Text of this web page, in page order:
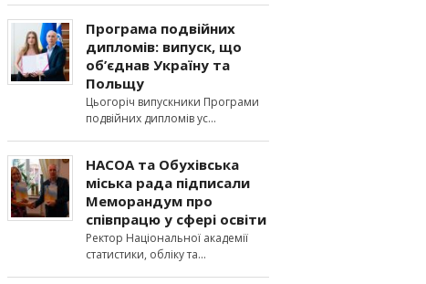
Програма подвійних
дипломів: випуск, що
об’єднав Україну та
Польщу
Цьогоріч випускники Програми
подвійних дипломів ус
НАСОА та Обухівська
міська рада підписали
Меморандум про
співпрацю у сфері освіти
Ректор Національної академії
статистики, обліку та